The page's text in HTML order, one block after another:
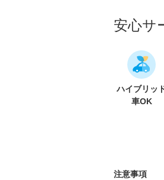
安心サ
ハイブリッ
車OK
注意事項